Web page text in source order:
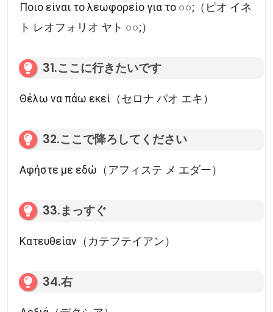
Ποιο είναι το λεωφορείο για το ○○;（ピオ イネ
ト レオフォリオ ヤト ○○;）
31.ここに行きたいです
Θέλω να πάω εκεί（セロナ パオ エキ）
32.ここで降ろしてください
Αφήστε με εδώ（アフィステ メ エダー）
33.まっすぐ
Κατευθείαν（カテフテイアン）
34.右